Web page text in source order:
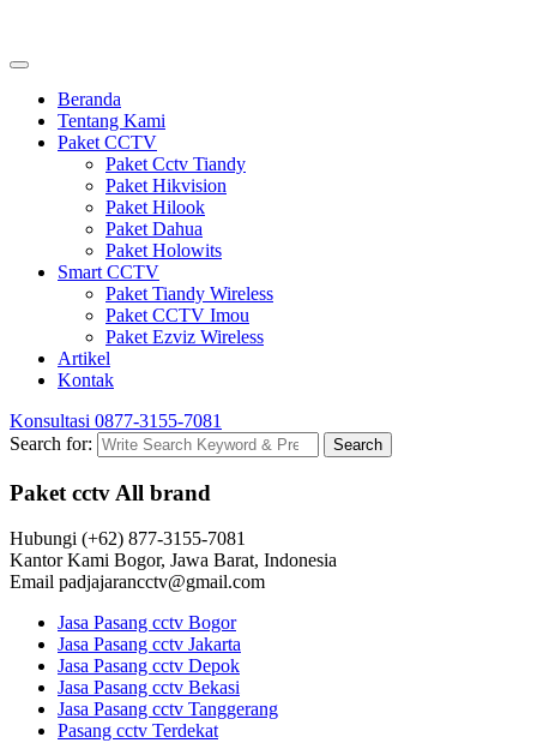
Beranda
Tentang Kami
Paket CCTV
Paket Cctv Tiandy
Paket Hikvision
Paket Hilook
Paket Dahua
Paket Holowits
Smart CCTV
Paket Tiandy Wireless
Paket CCTV Imou
Paket Ezviz Wireless
Artikel
Kontak
Konsultasi 0877-3155-7081
Search for:
Search
Paket cctv All brand
Hubungi (+62) 877-3155-7081
Kantor Kami Bogor, Jawa Barat, Indonesia
Email padjajarancctv@gmail.com
Jasa Pasang cctv Bogor
Jasa Pasang cctv Jakarta
Jasa Pasang cctv Depok
Jasa Pasang cctv Bekasi
Jasa Pasang cctv Tanggerang
Pasang cctv Terdekat